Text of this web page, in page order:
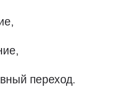
переход.